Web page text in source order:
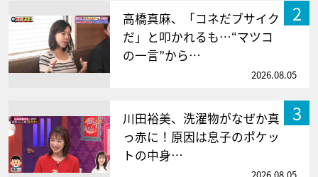
2
高橋真麻、「コネだブサイク
だ」と叩かれるも…“マツコ
の一言”から…
2026.08.05
3
川田裕美、洗濯物がなぜか真
っ赤に！原因は息子のポケッ
トの中身…